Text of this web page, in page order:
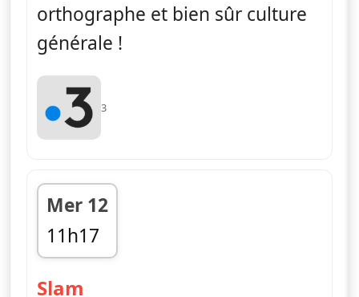
orthographe et bien sûr culture
générale !
3
Mer 12
11h17
fin 11h49
Slam